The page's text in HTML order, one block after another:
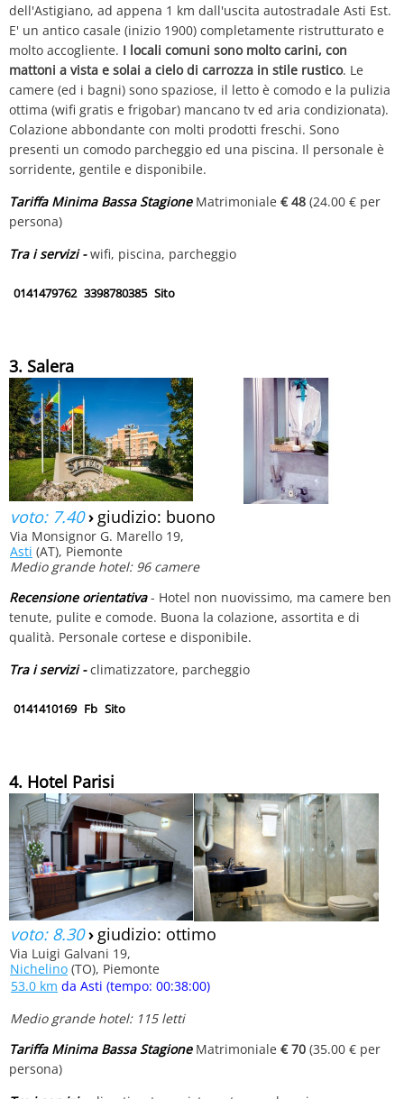
dell'Astigiano, ad appena 1 km dall'uscita autostradale Asti Est.
E' un antico casale (inizio 1900) completamente ristrutturato e
molto accogliente. I locali comuni sono molto carini, con
mattoni a vista e solai a cielo di carrozza in stile rustico. Le
camere (ed i bagni) sono spaziose, il letto è comodo e la pulizia
ottima (wifi gratis e frigobar) mancano tv ed aria condizionata).
Colazione abbondante con molti prodotti freschi. Sono
presenti un comodo parcheggio ed una piscina. Il personale è
sorridente, gentile e disponibile.
Tariffa Minima Bassa StagioneMatrimoniale € 48 (24.00 € per
persona)
Tra i servizi -wifi, piscina, parcheggio
0141479762 3398780385 Sito
3. Salera
voto: 7.40› giudizio: buono
Via Monsignor G. Marello 19,
Asti (AT), Piemonte
Medio grande hotel: 96 camere
Recensione orientativa- Hotel non nuovissimo, ma camere ben
tenute, pulite e comode. Buona la colazione, assortita e di
qualità. Personale cortese e disponibile.
Tra i servizi -climatizzatore, parcheggio
0141410169 Fb Sito
4. Hotel Parisi
voto: 8.30› giudizio: ottimo
Via Luigi Galvani 19,
Nichelino (TO), Piemonte
53.0 km da Asti (tempo: 00:38:00)
Medio grande hotel: 115 letti
Tariffa Minima Bassa StagioneMatrimoniale € 70 (35.00 € per
persona)